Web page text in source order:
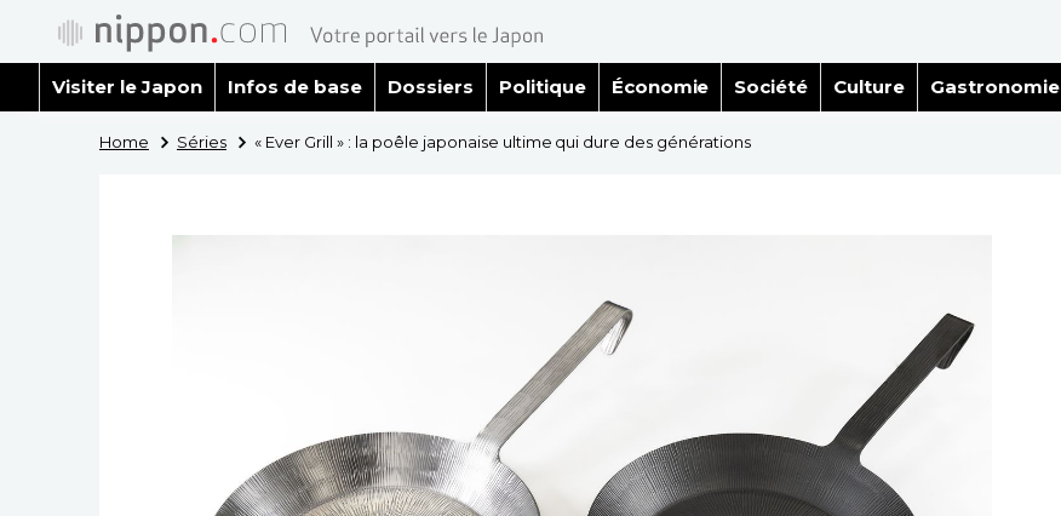
Visiter le Japon Infos de base Dossiers Politique Économie Société Culture Gastronomie
Home Séries « Ever Grill » : la poêle japonaise ultime qui dure des générations